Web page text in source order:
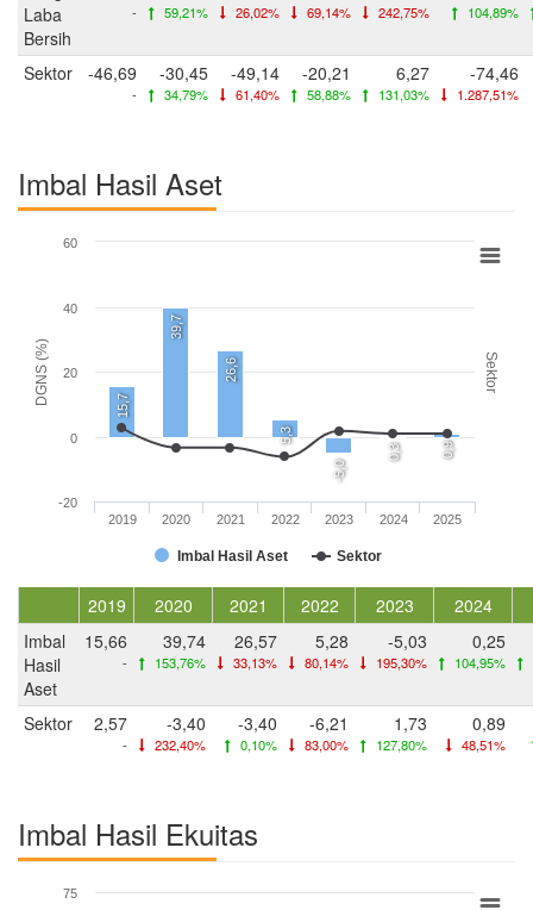
Laba
Bersih
- 59,21% 26,02% 69,14% 242,75% 104,89%
Sektor -46,69
-
-30,45
34,79%
-49,14
61,40%
-20,21
58,88%
6,27
131,03%
-74,46
1.287,51%
Imbal Hasil Aset
DGNS (%) Sektor
15,7
39,7
26,6
5,3
-5,0
0,3 0,9
Imbal Hasil Aset Sektor
2019 2020 2021 2022 2023 2024 2025
-20
0
20
40
60
2019 2020 2021 2022 2023 2024
Imbal
Hasil
Aset
15,66
-
39,74
153,76%
26,57
33,13%
5,28
80,14%
-5,03
195,30%
0,25
104,95%
Sektor 2,57
-
-3,40
232,40%
-3,40
0,10%
-6,21
83,00%
1,73
127,80%
0,89
48,51%
Imbal Hasil Ekuitas
75